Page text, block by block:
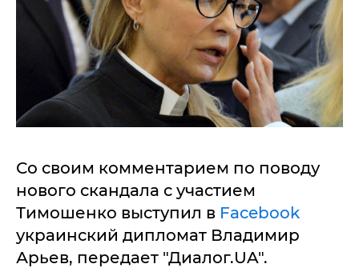
Со своим комментарием по поводу
нового скандала с участием
Тимошенко выступил в Facebook
украинский дипломат Владимир
Арьев, передает "Диалог.UA".